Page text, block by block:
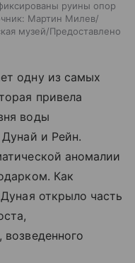
руины опор
Мартин Милев/
музей/Предоставлено
одну из самых
привела
воды
и Рейн.
аномалии
Как
открыло часть